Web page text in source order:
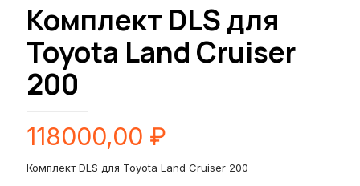
Комплект DLS для
Toyota Land Cruiser
200
118000,00 ₽
Комплект DLS для Toyota Land Cruiser 200